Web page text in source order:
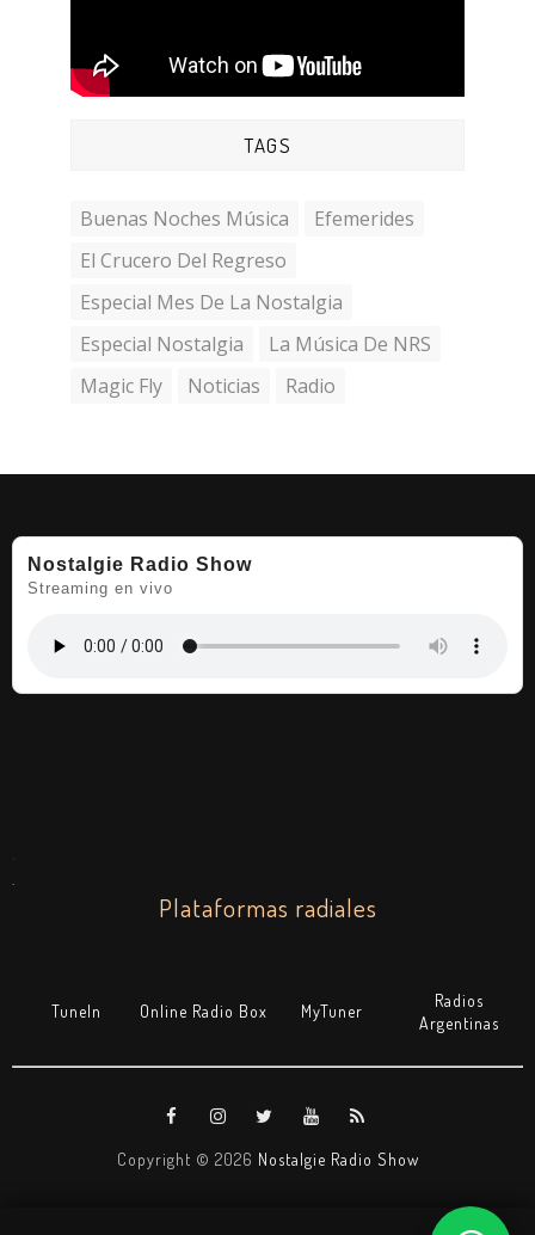
TAGS
Buenas Noches Música
Efemerides
El Crucero Del Regreso
Especial Mes De La Nostalgia
Especial Nostalgia
La Música De NRS
Magic Fly
Noticias Radio
Nostalgie Radio Show
Streaming en vivo
.
Plataformas radiales
TuneIn Online Radio Box MyTuner
Radios
Argentinas
Copyright © 2026 Nostalgie Radio Show